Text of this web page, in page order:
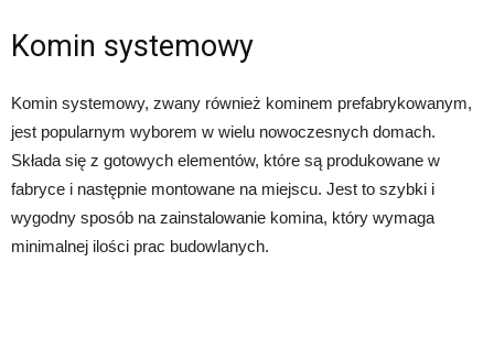
Komin systemowy
Komin systemowy, zwany również kominem prefabrykowanym,
jest popularnym wyborem w wielu nowoczesnych domach.
Składa się z gotowych elementów, które są produkowane w
fabryce i następnie montowane na miejscu. Jest to szybki i
wygodny sposób na zainstalowanie komina, który wymaga
minimalnej ilości prac budowlanych.